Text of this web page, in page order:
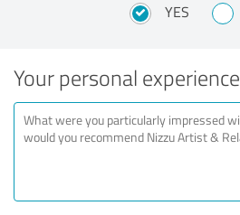
YES
Your personal experience